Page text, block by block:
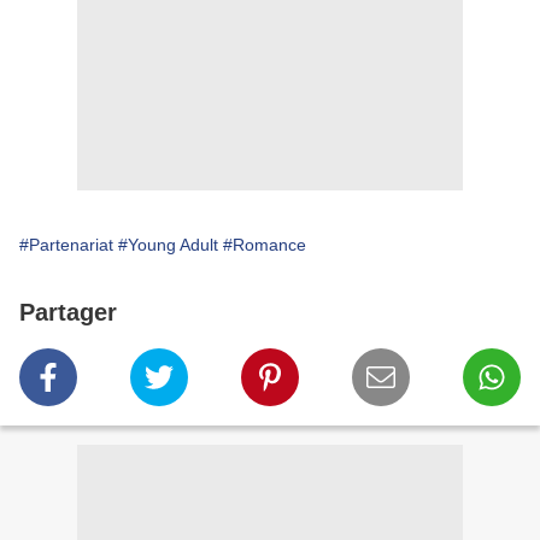
#Partenariat #Young Adult #Romance
Partager